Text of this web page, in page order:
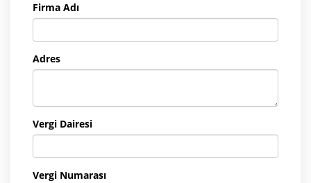
Firma Adı
Adres
Vergi Dairesi
Vergi Numarası